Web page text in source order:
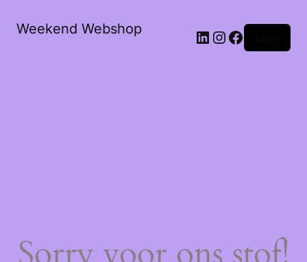
Weekend Webshop LinkedIn
Instagram
Facebook